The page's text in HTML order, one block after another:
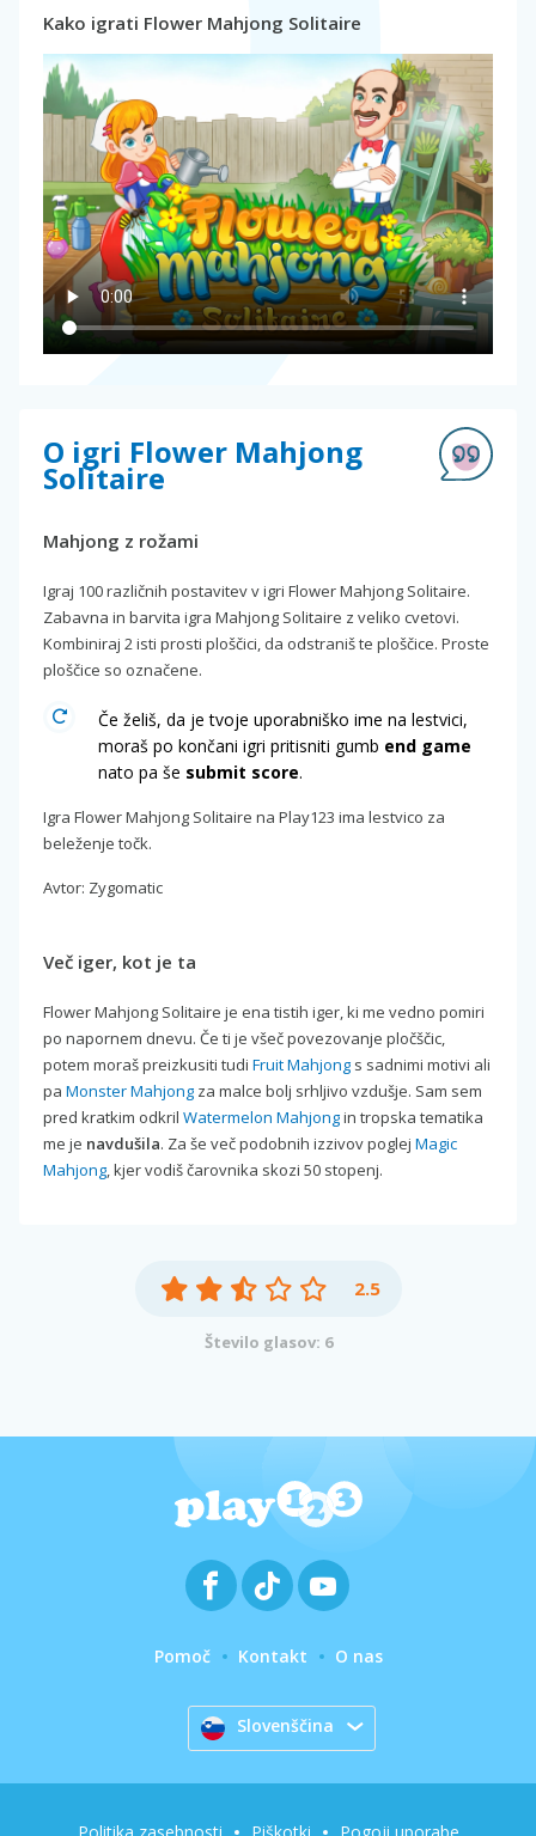
Kako igrati Flower Mahjong Solitaire
O igri Flower Mahjong
Solitaire
Mahjong z rožami
Igraj 100 različnih postavitev v igri Flower Mahjong Solitaire.
Zabavna in barvita igra Mahjong Solitaire z veliko cvetovi.
Kombiniraj 2 isti prosti ploščici, da odstraniš te ploščice. Proste
ploščice so označene.
Če želiš, da je tvoje uporabniško ime na lestvici,
moraš po končani igri pritisniti gumb end game
nato pa še submit score.
Igra Flower Mahjong Solitaire na Play123 ima lestvico za
beleženje točk.
Avtor: Zygomatic
Več iger, kot je ta
Flower Mahjong Solitaire je ena tistih iger, ki me vedno pomiri
po napornem dnevu. Če ti je všeč povezovanje pločščic,
potem moraš preizkusiti tudi Fruit Mahjong s sadnimi motivi ali
pa Monster Mahjong za malce bolj srhljivo vzdušje. Sam sem
pred kratkim odkril Watermelon Mahjongin tropska tematika
me je navdušila. Za še več podobnih izzivov poglej Magic
Mahjong, kjer vodiš čarovnika skozi 50 stopenj.
2.5
Število glasov: 6
Pomoč Kontakt O nas
Slovenščina